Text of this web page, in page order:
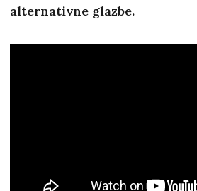
alternativne glazbe.